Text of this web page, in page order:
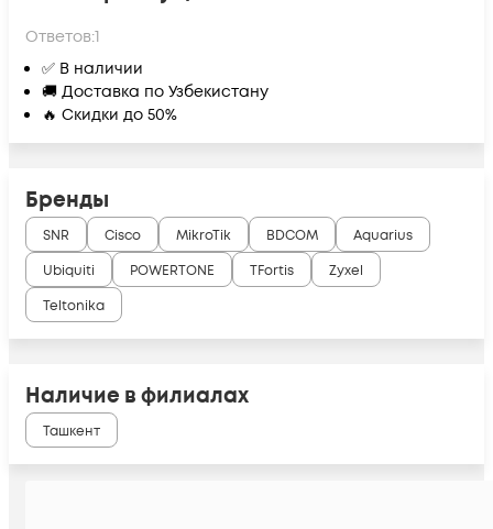
Ответов:1
✅ В наличии
🚚 Доставка по Узбекистану
🔥 Скидки до 50%
Бренды
SNR Cisco MikroTik BDCOM
Aquarius
Ubiquiti
POWERTONE TFortis
Zyxel
Teltonika
Наличие в филиалах
Ташкент